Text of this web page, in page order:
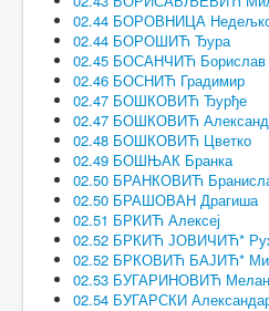
02.44 БОРОВНИЦА
02.44 БОРОШИЋ Ђура
02.45 БОСАНЧИЋ Борислав
02.46 БОСНИЋ Градимир
02.47 БОШКОВИЋ Ђурђе
02.47 БОШКОВИЋ
02.48 БОШКОВИЋ Цветко
02.49 БОШЊАК Бранка
02.50 БРАНКОВИЋ
02.50 БРАШОВАН Драгиша
02.51 БРКИЋ Алексеј
02.52 БРКИЋ ЈОВИЧИЋ*
02.52 БРКОВИЋ БАЈИЋ*
02.53 БУГАРИНОВИЋ
02.54 БУГАРСКИ